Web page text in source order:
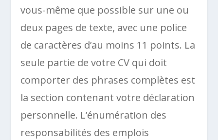
vous-même que possible sur une ou
deux pages de texte, avec une police
de caractères d’au moins 11 points. La
seule partie de votre CV qui doit
comporter des phrases complètes est
la section contenant votre déclaration
personnelle. L’énumération des
responsabilités des emplois